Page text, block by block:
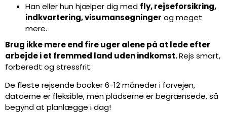
Han eller hun hjælper dig med fly, rejseforsikring,
indkvartering, visumansøgninger og meget
mere.
Brug ikke mere end fire uger alene på at lede efter
arbejde i et fremmed land uden indkomst.Rejs smart,
forberedt og stressfrit.
De fleste rejsende booker 6-12 måneder i forvejen,
datoerne er fleksible, men pladserne er begrænsede, så
begynd at planlægge i dag!